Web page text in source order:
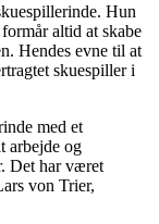
Hun
altid at skabe
Hendes evne til at
skuespiller i
med et
arbejde og
Det har været
von Trier,